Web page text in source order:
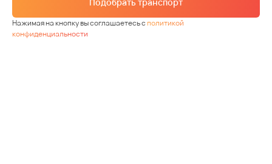
Нажимая на кнопку вы соглашаетесь сполитикой
конфиденциальности